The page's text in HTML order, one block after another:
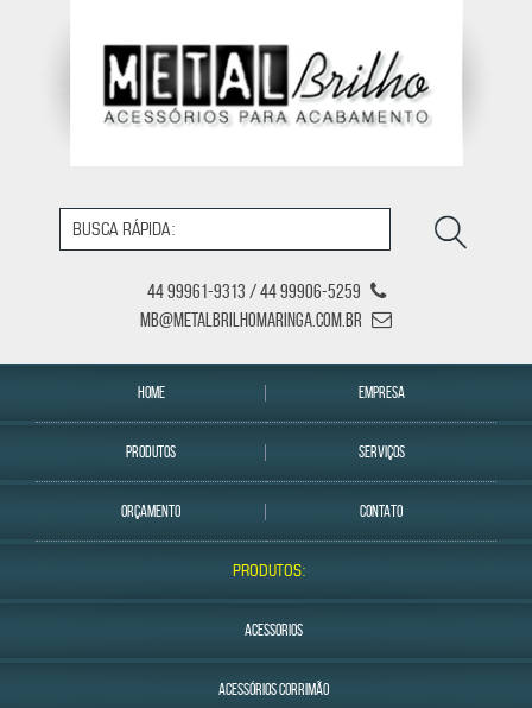
44 99961-9313 / 44 99906-5259
mb@metalbrilhomaringa.com.br
HOME EMPRESA
PRODUTOS SERVIÇOS
ORÇAMENTO CONTATO
PRODUTOS:
ACESSORIOS
ACESSÓRIOS CORRIMÃO